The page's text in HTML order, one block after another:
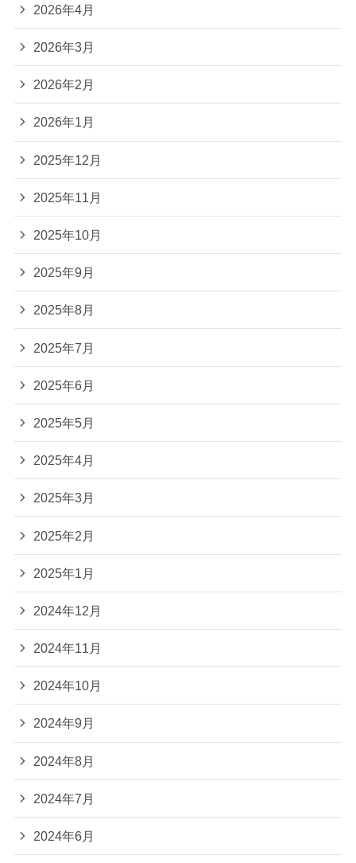
2026年4月
2026年3月
2026年2月
2026年1月
2025年12月
2025年11月
2025年10月
2025年9月
2025年8月
2025年7月
2025年6月
2025年5月
2025年4月
2025年3月
2025年2月
2025年1月
2024年12月
2024年11月
2024年10月
2024年9月
2024年8月
2024年7月
2024年6月